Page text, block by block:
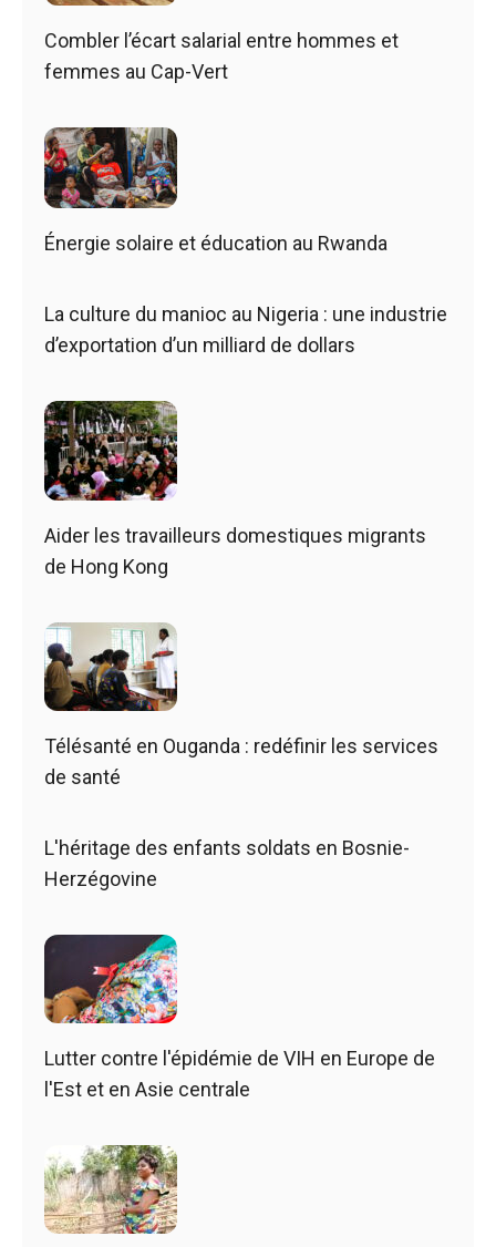
Combler l’écart salarial entre hommes et
femmes au Cap-Vert
Énergie solaire et éducation au Rwanda
La culture du manioc au Nigeria : une industrie
d’exportation d’un milliard de dollars
Aider les travailleurs domestiques migrants
de Hong Kong
Télésanté en Ouganda : redéfinir les services
de santé
L'héritage des enfants soldats en Bosnie-
Herzégovine
Lutter contre l'épidémie de VIH en Europe de
l'Est et en Asie centrale